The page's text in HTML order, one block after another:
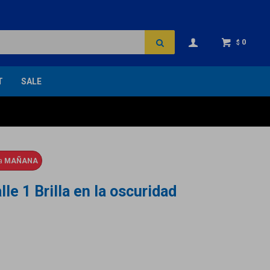
SALE
$ 0
MAÑANA
1 Brilla en la oscuridad